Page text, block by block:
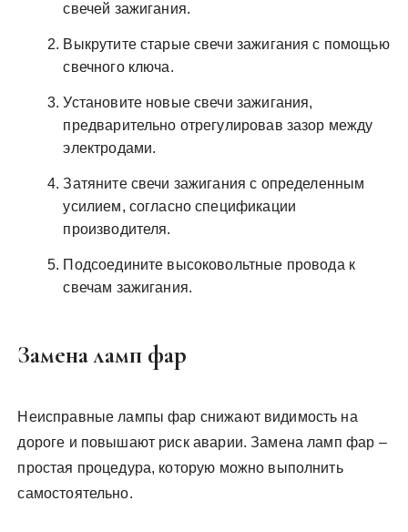
свечей зажигания.
Выкрутите старые свечи зажигания с помощью
свечного ключа.
Установите новые свечи зажигания,
предварительно отрегулировав зазор между
электродами.
Затяните свечи зажигания с определенным
усилием, согласно спецификации
производителя.
Подсоедините высоковольтные провода к
свечам зажигания.
Замена ламп фар
Неисправные лампы фар снижают видимость на
дороге и повышают риск аварии. Замена ламп фар –
простая процедура, которую можно выполнить
самостоятельно.